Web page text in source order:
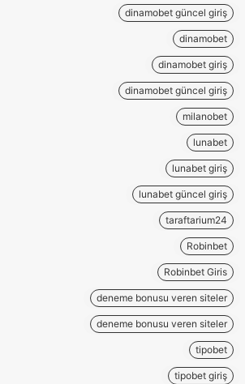
dinamobet güncel giriş
dinamobet
dinamobet giriş
dinamobet güncel giriş
milanobet
lunabet
lunabet giriş
lunabet güncel giriş
taraftarium24
Robinbet
Robinbet Giris
deneme bonusu veren siteler
deneme bonusu veren siteler
tipobet
tipobet giriş